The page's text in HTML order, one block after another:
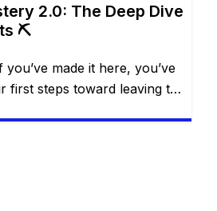
2.0: The Deep Dive
⛏️
made it here, you’ve
first steps toward leaving the